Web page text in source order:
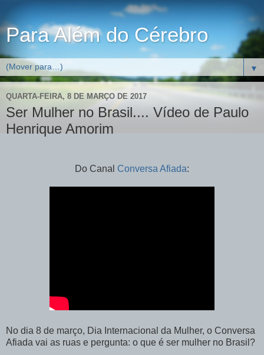
Para Além do Cérebro
▼
QUARTA-FEIRA, 8 DE MARÇO DE 2017
Ser Mulher no Brasil.... Vídeo de Paulo
Henrique Amorim
Do Canal Conversa Afiada:
No dia 8 de março, Dia Internacional da Mulher, o Conversa
Afiada vai as ruas e pergunta: o que é ser mulher no Brasil?